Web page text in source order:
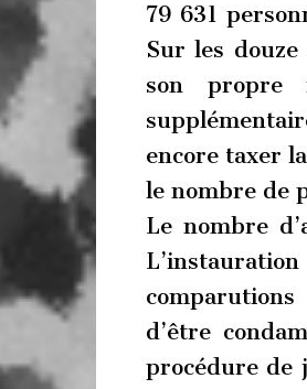
79 631
Sur les
son propre
encore taxer
le nombre de
Le nombre
d’être
procédure de